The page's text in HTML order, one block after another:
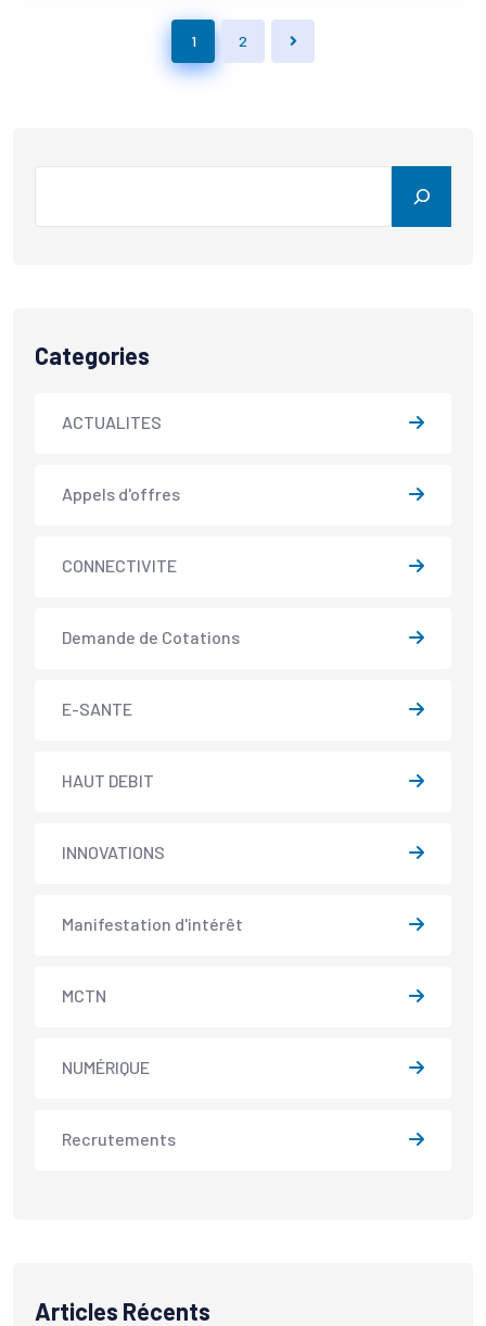
1 2
Categories
ACTUALITES
Appels d'offres
CONNECTIVITE
Demande de Cotations
E-SANTE
HAUT DEBIT
INNOVATIONS
Manifestation d'intérêt
MCTN
NUMÉRIQUE
Recrutements
Articles Récents